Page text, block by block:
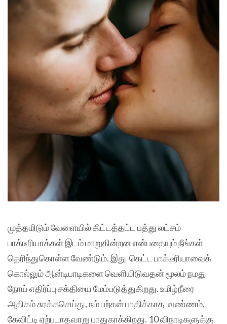
முத்தமிடும் வேளையில் கிட்டத்தட்ட பத்து லட்சம்
பாக்டீரியாக்கள் இடம் மாறுகின்றன என்பதையும் நீங்கள்
தெரிந்துகொள்ள வேண்டும். இது கெட்ட பாக்டீரியாவைக்
கொல்லும் ஆன்டிபாடிகளை வெளியிடுவதன் மூலம் நமது
நோய் எதிர்ப்பு சக்தியை மேம்படுத்துகிறது. உமிழ்நீரை
அதிகம் சுரக்கசெய்து, நம் பற்கள் பாதிக்காத வண்ணம்,
கேவிட்டி ஏற்படாதவாறு பாதுகாக்கிறது. 10 விநாடிகளுக்கு